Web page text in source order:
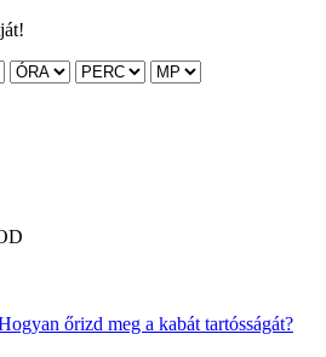
őrizd meg a kabát tartósságát?